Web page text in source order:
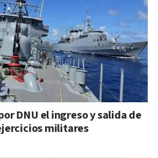
DNU el ingreso y salida de
militares